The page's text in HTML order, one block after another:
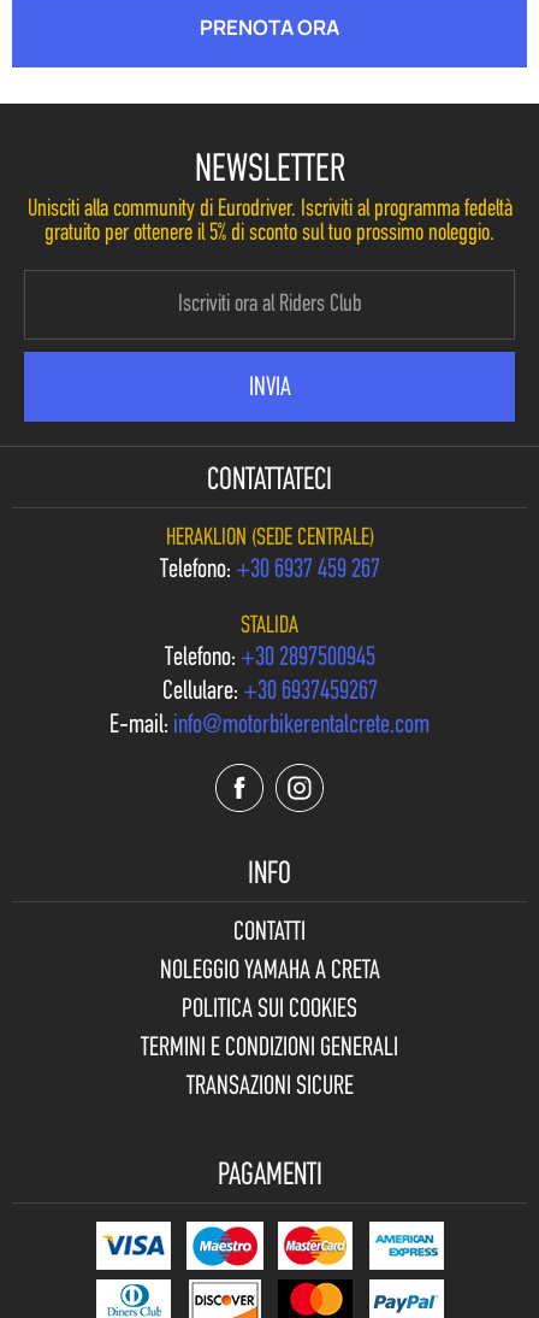
PRENOTA ORA
NEWSLETTER
Unisciti alla community di Eurodriver. Iscriviti al programma fedeltà
gratuito per ottenere il 5% di sconto sul tuo prossimo noleggio.
CONTATTATECI
HERAKLION (SEDE CENTRALE)
Telefono: +30 6937 459 267
STALIDA
Telefono: +30 2897500945
Cellulare: +30 6937459267
E-mail: info@motorbikerentalcrete.com
INFO
CONTATTI
NOLEGGIO YAMAHA A CRETA
POLITICA SUI COOKIES
TERMINI E CONDIZIONI GENERALI
TRANSAZIONI SICURE
PAGAMENTI